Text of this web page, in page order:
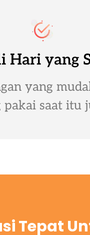
Hari yang
yang
pakai saat itu
Tepat